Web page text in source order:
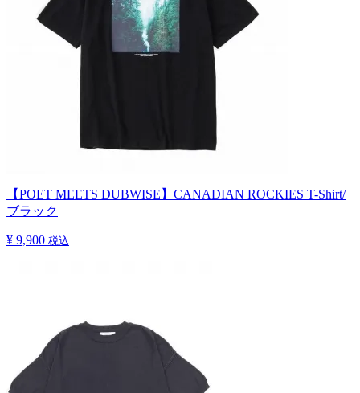
【POET MEETS DUBWISE】CANADIAN ROCKIES T-Shirt/
ブラック
¥ 9,900 税込